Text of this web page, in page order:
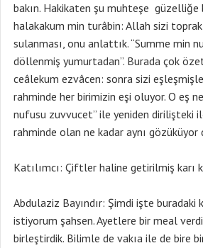
bakın. Hakikaten şu muhteşe güzelliğe
halakakum min turâbin: Allah sizi
sulanması, onu anlattık. “Summe min
döllenmiş yumurtadan”. Burada çok
ceâlekum ezvâcen: sonra sizi
rahminde her birimizin eşi oluyor. O eş
nufusu zuvvucet” ile yeniden dirilişteki
rahminde olan ne kadar aynı gözüküyor
Katılımcı: Çiftler haline getirilmiş karı
Abdulaziz Bayındır: Şimdi işte buradaki
istiyorum şahsen. Ayetlere bir meal
birleştirdik. Bilimle de vakıa ile de bire